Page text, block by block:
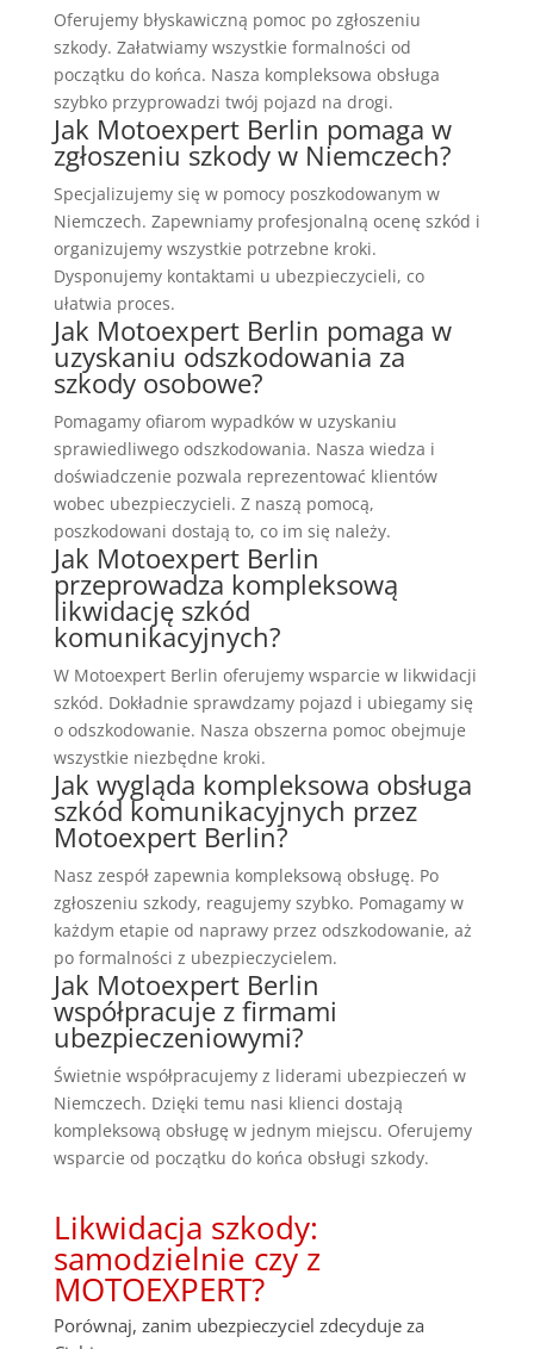
Oferujemy błyskawiczną pomoc po zgłoszeniu
szkody. Załatwiamy wszystkie formalności od
początku do końca. Nasza kompleksowa obsługa
szybko przyprowadzi twój pojazd na drogi.
Jak Motoexpert Berlin pomaga w
zgłoszeniu szkody w Niemczech?
Specjalizujemy się w pomocy poszkodowanym w
Niemczech. Zapewniamy profesjonalną ocenę szkód i
organizujemy wszystkie potrzebne kroki.
Dysponujemy kontaktami u ubezpieczycieli, co
ułatwia proces.
Jak Motoexpert Berlin pomaga w
uzyskaniu odszkodowania za
szkody osobowe?
Pomagamy ofiarom wypadków w uzyskaniu
sprawiedliwego odszkodowania. Nasza wiedza i
doświadczenie pozwala reprezentować klientów
wobec ubezpieczycieli. Z naszą pomocą,
poszkodowani dostają to, co im się należy.
Jak Motoexpert Berlin
przeprowadza kompleksową
likwidację szkód
komunikacyjnych?
W Motoexpert Berlin oferujemy wsparcie w likwidacji
szkód. Dokładnie sprawdzamy pojazd i ubiegamy się
o odszkodowanie. Nasza obszerna pomoc obejmuje
wszystkie niezbędne kroki.
Jak wygląda kompleksowa obsługa
szkód komunikacyjnych przez
Motoexpert Berlin?
Nasz zespół zapewnia kompleksową obsługę. Po
zgłoszeniu szkody, reagujemy szybko. Pomagamy w
każdym etapie od naprawy przez odszkodowanie, aż
po formalności z ubezpieczycielem.
Jak Motoexpert Berlin
współpracuje z firmami
ubezpieczeniowymi?
Świetnie współpracujemy z liderami ubezpieczeń w
Niemczech. Dzięki temu nasi klienci dostają
kompleksową obsługę w jednym miejscu. Oferujemy
wsparcie od początku do końca obsługi szkody.
Likwidacja szkody:
samodzielnie czy z
MOTOEXPERT?
Porównaj, zanim ubezpieczyciel zdecyduje za